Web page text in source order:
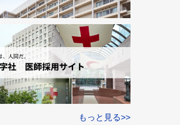
もっと見る>>